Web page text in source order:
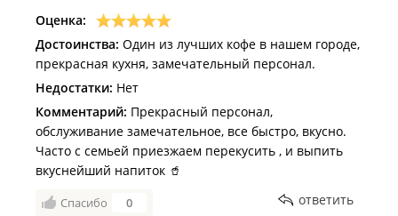
Оценка:
Достоинства: Один из лучших кофе в нашем городе,
прекрасная кухня, замечательный персонал.
Недостатки: Нет
Комментарий: Прекрасный персонал,
обслуживание замечательное, все быстро, вкусно.
Часто с семьей приезжаем перекусить , и выпить
вкуснейший напиток 🥤
Спасибо 0 ответить